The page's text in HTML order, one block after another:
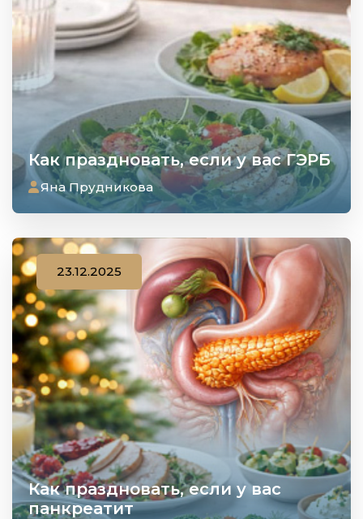
Как праздновать, если у вас ГЭРБ
Яна Прудникова
Как праздновать, если у вас
панкреатит
23.12.2025